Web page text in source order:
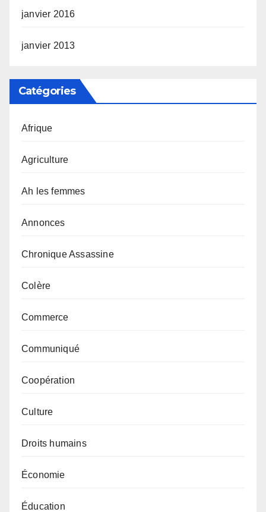
janvier 2016
janvier 2013
Catégories
Afrique
Agriculture
Ah les femmes
Annonces
Chronique Assassine
Colère
Commerce
Communiqué
Coopération
Culture
Droits humains
Économie
Éducation